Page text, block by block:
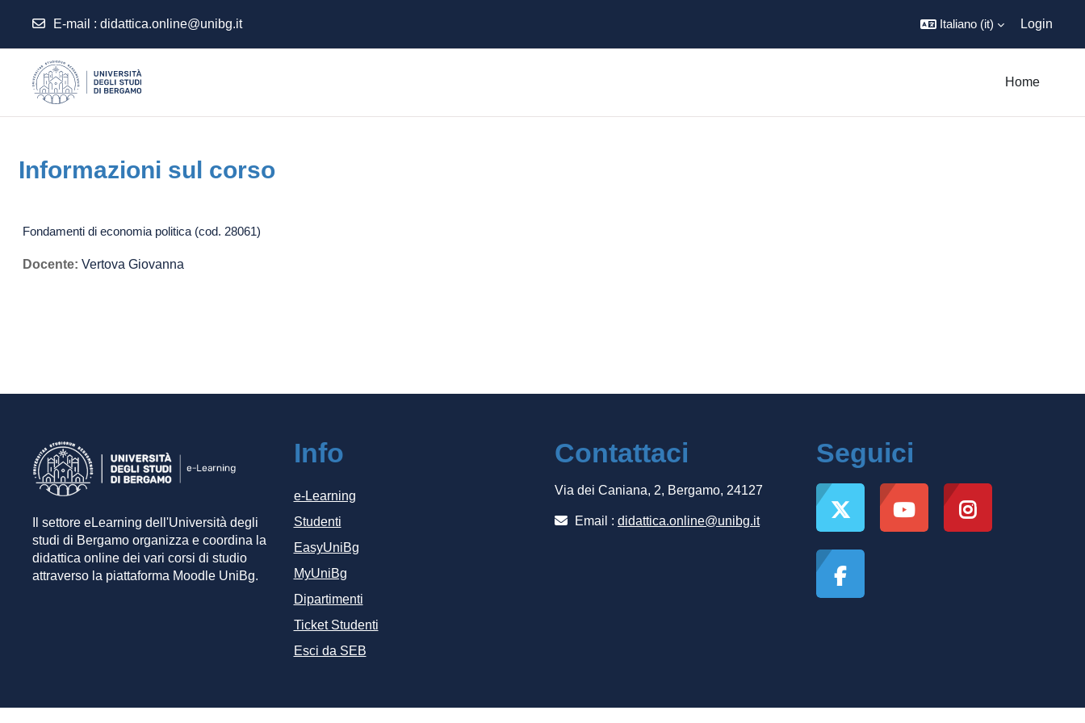
E-mail : didattica.online@unibg.it Italiano ‎(it)‎ Login
Home
Informazioni sul corso
Fondamenti di economia politica (cod. 28061)
Docente: Vertova Giovanna
Il settore eLearning dell'Università degli
studi di Bergamo organizza e coordina la
didattica online dei vari corsi di studio
attraverso la piattaforma Moodle UniBg.
Info
e-Learning
Studenti
EasyUniBg
MyUniBg
Dipartimenti
Ticket Studenti
Esci da SEB
Contattaci
Via dei Caniana, 2, Bergamo, 24127
Email : didattica.online@unibg.it
Seguici